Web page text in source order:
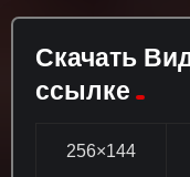
Скачать
ссылке
256×144